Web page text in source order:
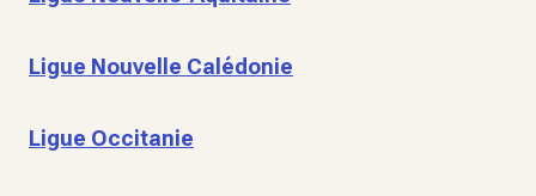
Ligue Nouvelle Calédonie
Ligue Occitanie